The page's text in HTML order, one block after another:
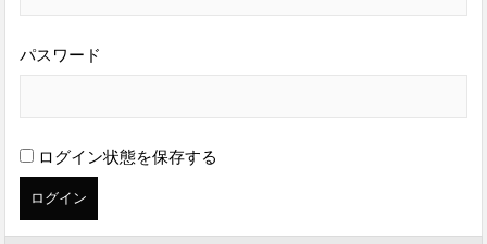
パスワード
ログイン状態を保存する